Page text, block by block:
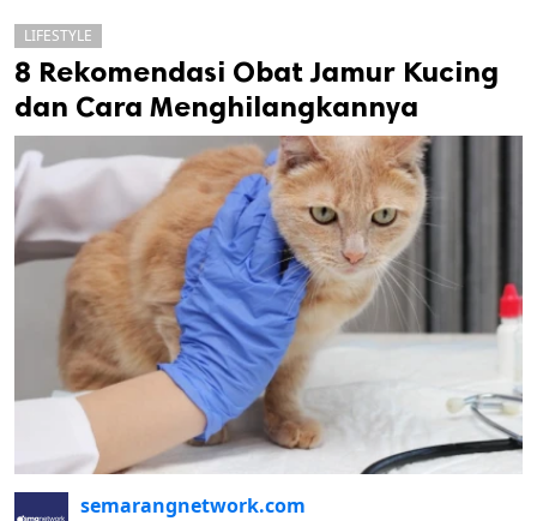
cipta.
LIFESTYLE
8 Rekomendasi Obat Jamur Kucing
dan Cara Menghilangkannya
semarangnetwork.com